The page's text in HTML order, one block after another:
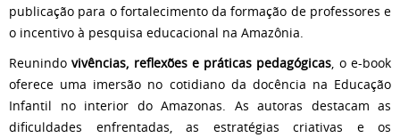
publicação para o fortalecimento da formação de professores e
o incentivo à pesquisa educacional na Amazônia.
Reunindovivências, reflexões e práticas pedagógicas, o e-book
oferece uma imersão no cotidiano da docência na Educação
Infantil no interior do Amazonas. As autoras destacam as
dificuldades enfrentadas, as estratégias criativas e os